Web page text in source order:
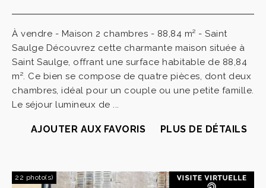
À vendre - Maison 2 chambres - 88,84 m² - Saint
Saulge Découvrez cette charmante maison située à
Saint Saulge, offrant une surface habitable de 88,84
m². Ce bien se compose de quatre pièces, dont deux
chambres, idéal pour un couple ou une petite famille.
Le séjour lumineux de ...
AJOUTER AUX FAVORIS PLUS DE DÉTAILS
22 photo(s)